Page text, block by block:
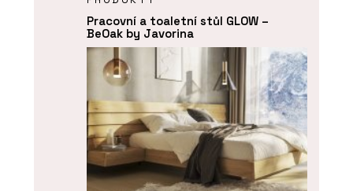
Pracovní a toaletní stůl GLOW –
BeOak by Javorina